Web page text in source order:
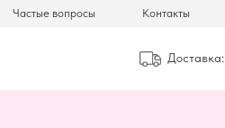
Частые вопросы Контакты
Доставка: